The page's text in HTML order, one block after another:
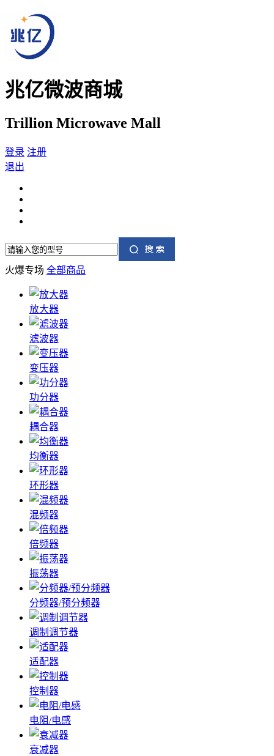
兆亿微波商城
Trillion Microwave Mall
登录 注册
退出
火爆专场 全部商品
放大器
滤波器
变压器
功分器
耦合器
均衡器
环形器
混频器
倍频器
振荡器
分频器/预分频器
调制调节器
适配器
控制器
电阻/电感
衰减器